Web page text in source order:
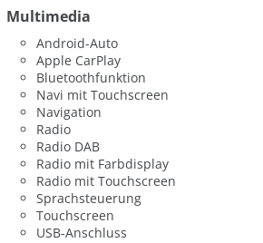
Multimedia
Android-Auto
Apple CarPlay
Bluetoothfunktion
Navi mit Touchscreen
Navigation
Radio
Radio DAB
Radio mit Farbdisplay
Radio mit Touchscreen
Sprachsteuerung
Touchscreen
USB-Anschluss